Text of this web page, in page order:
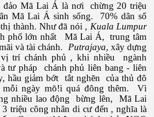
Mã Lai Á là nơi chừng 20 triệu
Mã Lai Á sinh sống. 70% dân số
thành. Như đã nói , Kuala Lumpur
phố lớn nhất Mã Lai Á, trung tâm
và tài chánh. Putrajaya, xây dựng
trí chánh phủ , khi nhiều ngành
tư pháp chánh phủ liên bang - liên
hầu giảm bớt tắt nghẽn của thủ đô
mỗi ngày mõ!i quá đông thêm. Vì
nhiều lao động bừng lên, Mã Lai
triệu công nhân di cư đến , nghĩa là